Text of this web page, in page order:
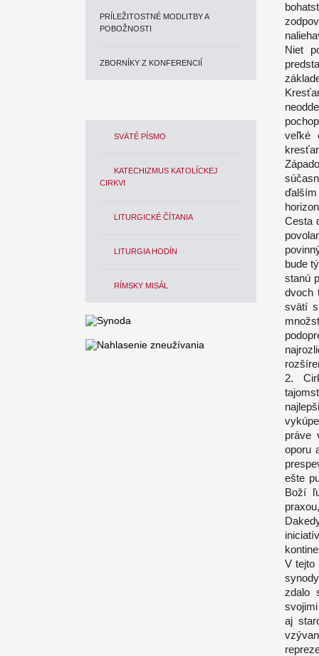
PRÍLEŽITOSTNÉ MODLITBY A
POBOŽNOSTI
ZBORNÍKY Z KONFERENCIÍ
SVÄTÉ PÍSMO
KATECHIZMUS KATOLÍCKEJ
CIRKVI
LITURGICKÉ ČÍTANIA
LITURGIA HODÍN
RÍMSKY MISÁL
Niet
veľké
Cesta
bude
stanú
dvoch
svätí
2.
práve
oporu
ešte
Boží
V tejto
zdalo
aj